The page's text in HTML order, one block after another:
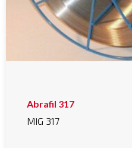
Abrafil 317
MIG 317